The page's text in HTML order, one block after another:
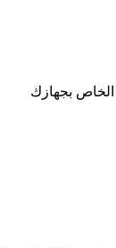
الخاص بجهازك